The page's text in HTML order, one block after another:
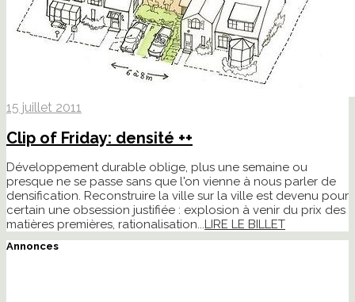
15 juillet 2011
Clip of Friday: densité ++
Développement durable oblige, plus une semaine ou
presque ne se passe sans que l'on vienne à nous parler de
densification. Reconstruire la ville sur la ville est devenu pour
certain une obsession justifiée : explosion à venir du prix des
matières premières, rationalisation...LIRE LE BILLET
Annonces